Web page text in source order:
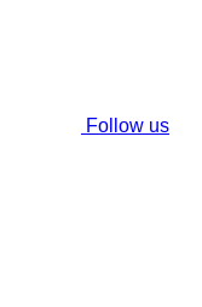
Follow us